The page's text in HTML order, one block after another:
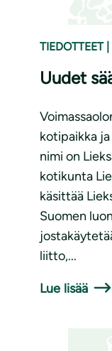
TIEDOTTEET
Uudet
kotipaikka
nimi on
kotikunta
käsittää
Suomen
liitto,...
Lue lisää